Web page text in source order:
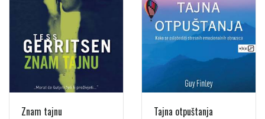
Znam tajnu Tajna otpuštanja